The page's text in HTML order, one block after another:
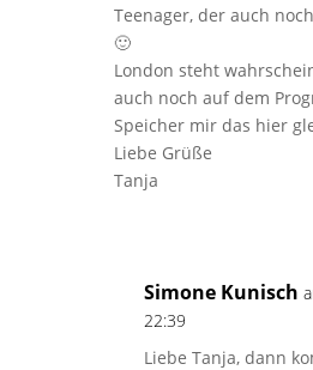
Teenager, der auch
🙂
London steht
auch noch auf dem
Speicher mir das hier
Liebe Grüße
Tanja
Simone Kunisch
22:39
Liebe Tanja, dann